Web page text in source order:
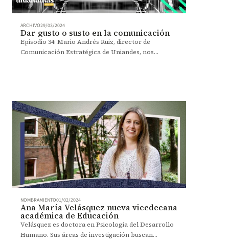
ARCHIVO29/03/2024
Dar gusto o susto en la comunicación
Episodio 34: Mario Andrés Ruiz, director de
Comunicación Estratégica de Uniandes, nos
NOMBRAMIENTO01/02/2024
Ana María Velásquez nueva vicedecana
académica de Educación
Velásquez es doctora en Psicología del Desarrollo
Humano. Sus áreas de investigación buscan